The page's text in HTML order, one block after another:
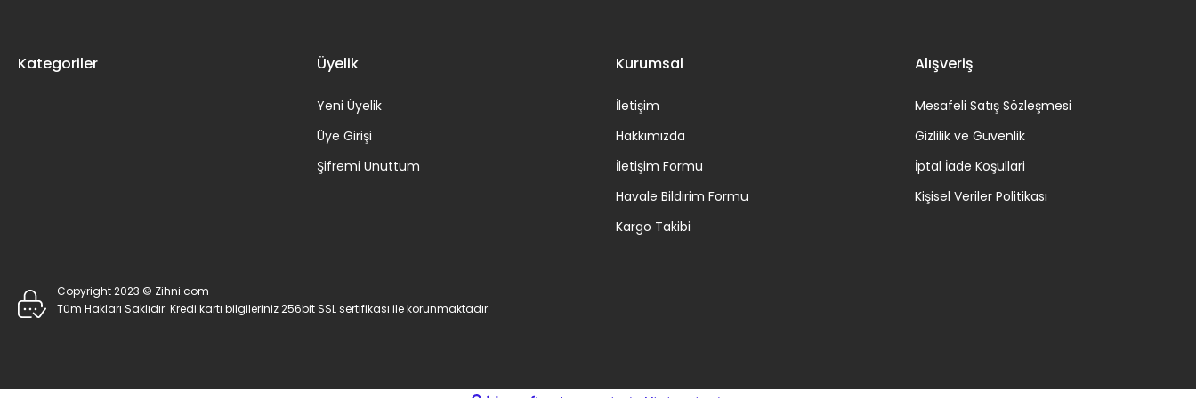
Kategoriler Üyelik
Yeni Üyelik
Üye Girişi
Şifremi Unuttum
Kurumsal
İletişim
Hakkımızda
İletişim Formu
Havale Bildirim Formu
Kargo Takibi
Alışveriş
Mesafeli Satış Sözleşmesi
Gizlilik ve Güvenlik
İptal İade Koşullari
Kişisel Veriler Politikası
Copyright 2023 © Zihni.com
Tüm Hakları Saklıdır. Kredi kartı bilgileriniz 256bit SSL sertifikası ile korunmaktadır.